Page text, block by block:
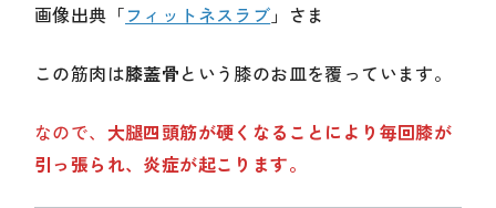
画像出典「フィットネスラブ 」さま
この筋肉は膝蓋骨という膝のお皿を覆っています。
なので、 大腿四頭筋が硬くなることにより毎回膝が
引っ張られ、炎症が起こります。